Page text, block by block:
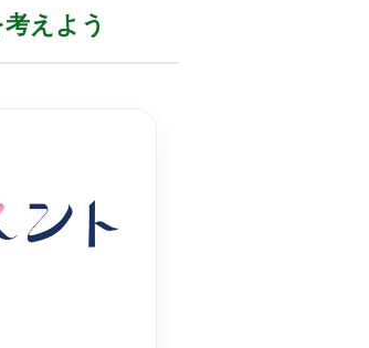
考えよう